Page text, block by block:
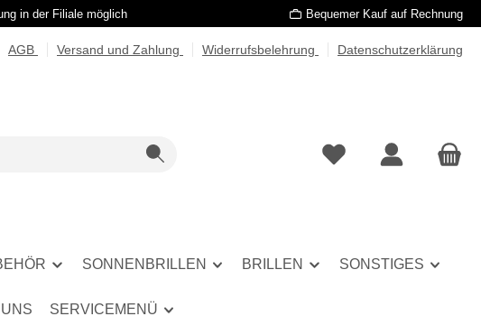
in der Filiale möglich Bequemer Kauf auf Rechnung
AGB Versand und Zahlung Widerrufsbelehrung Datenschutzerklärung
SONNENBRILLEN BRILLEN SONSTIGES
SERVICEMENÜ